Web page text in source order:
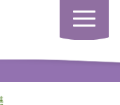
Toggle